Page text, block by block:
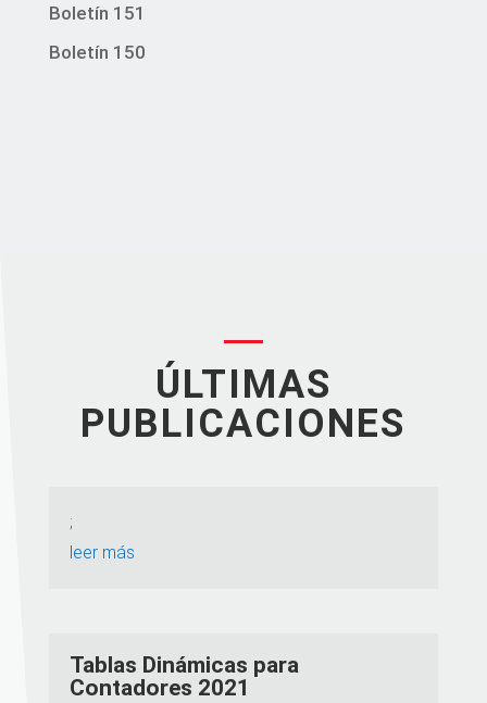
Boletín 151
Boletín 150
ÚLTIMAS
PUBLICACIONES
;
leer más
Tablas Dinámicas para
Contadores 2021